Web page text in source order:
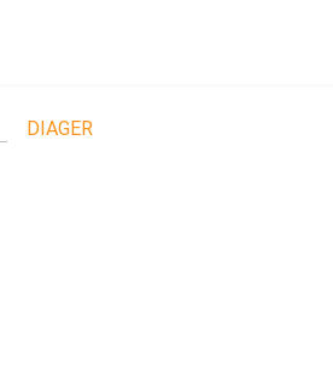
DIAGER